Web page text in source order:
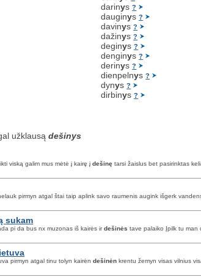
darinys?
dauginys?
davinys?
dažinys?
deginys?
denginys?
derinys?
dienpelnys?
dynys?
dirbinys?
užklausądešinys
viską galim mus mėtė į kairę įdešinę tarsi žaislus bet pasirinktas
pirmyn atgal štai taip aplink savo raumenis augink išgerk
sukam
pi da bus nx muzonas iš kairės irdešinės tave palaiko Įpilk tu man
pirmyn atgal tinu tolyn kairėndešinėn krentu žemyn visas vilnius